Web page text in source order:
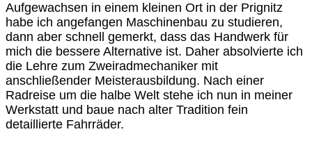
Aufgewachsen in einem kleinen Ort in der Prignitz
habe ich angefangen Maschinenbau zu studieren,
dann aber schnell gemerkt, dass das Handwerk für
mich die bessere Alternative ist. Daher absolvierte ich
die Lehre zum Zweiradmechaniker mit
anschließender Meisterausbildung. Nach einer
Radreise um die halbe Welt stehe ich nun in meiner
Werkstatt und baue nach alter Tradition fein
detaillierte Fahrräder.